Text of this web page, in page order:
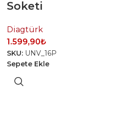
Soketi
Diagtürk
1.599,90₺
SKU: UNV_16P
Sepete Ekle